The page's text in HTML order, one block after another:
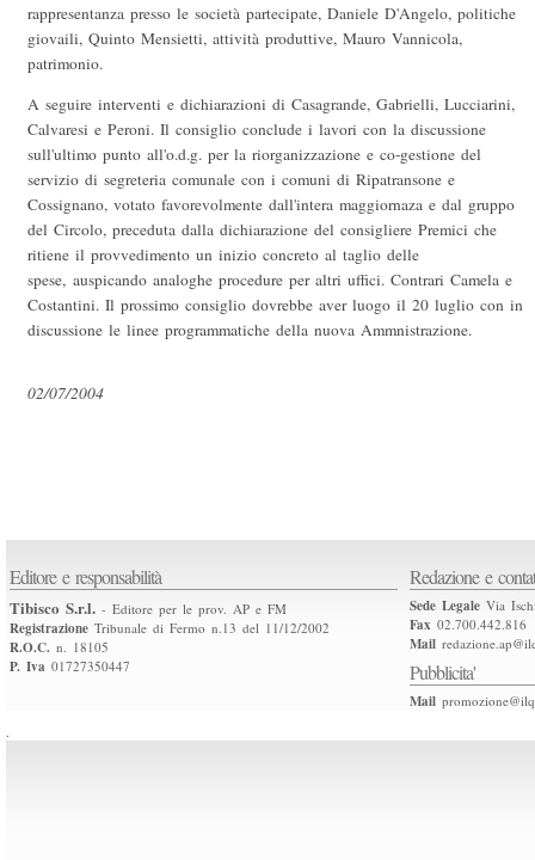
rappresentanza presso le società partecipate, Daniele D'Angelo, politiche
giovaili, Quinto Mensietti, attività produttive, Mauro Vannicola,
patrimonio.
A seguire interventi e dichiarazioni di Casagrande, Gabrielli, Lucciarini,
Calvaresi e Peroni. Il consiglio conclude i lavori con la discussione
sull'ultimo punto all'o.d.g. per la riorganizzazione e co-gestione del
servizio di segreteria comunale con i comuni di Ripatransone e
Cossignano, votato favorevolmente dall'intera maggiornaza e dal gruppo
del Circolo, preceduta dalla dichiarazione del consigliere Premici che
ritiene il provvedimento un inizio concreto al taglio delle
spese, auspicando analoghe procedure per altri uffici. Contrari Camela e
Costantini. Il prossimo consiglio dovrebbe aver luogo il 20 luglio con in
discussione le linee programmatiche della nuova Ammnistrazione.
02/07/2004
Editore e responsabilità
Tibisco S.r.l. - Editore per le prov. AP e FM
Registrazione Tribunale di Fermo n.13 del 11/12/2002
R.O.C. n. 18105
P. Iva 01727350447
Redazione e
Sede Legale Via
Fax 02.700.442.816
Mail
Pubblicita'
Mail
.